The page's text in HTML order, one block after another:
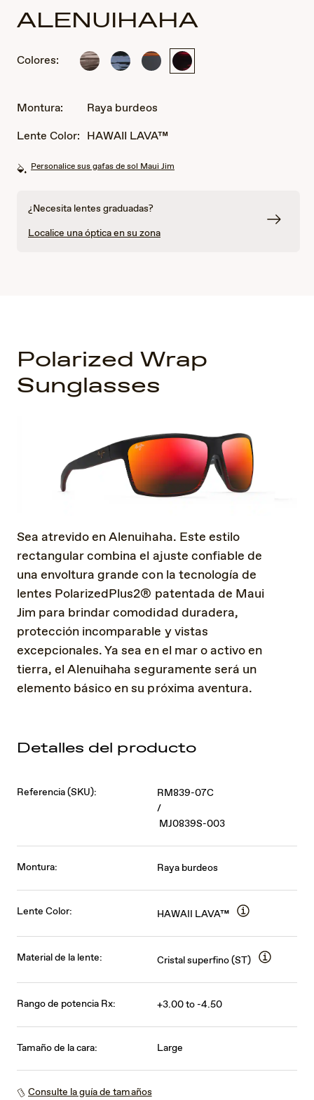
ALENUIHAHA
Colores:
Raya
Raya
Raya
Raya
Montura:
Raya burdeos
Lente Color: HAWAII LAVA™
Personalice sus gafas de sol Maui Jim
¿Necesita lentes graduadas?
Localice una óptica en su zona
Polarized Wrap
Sunglasses
Sea atrevido en Alenuihaha. Este estilo
rectangular combina el ajuste confiable de
una envoltura grande con la tecnología de
lentes PolarizedPlus2® patentada de Maui
Jim para brindar comodidad duradera,
protección incomparable y vistas
excepcionales. Ya sea en el mar o activo en
tierra, el Alenuihaha seguramente será un
elemento básico en su próxima aventura.
Detalles del producto
Referencia (SKU):
RM839-07C
/
MJ0839S-003
Montura: Raya burdeos
Lente Color: HAWAII LAVA™
Material de la lente: Cristal superfino (ST)
Rango de potencia Rx: +3.00 to -4.50
Tamaño de la cara: Large
Consulte la guía de tamaños